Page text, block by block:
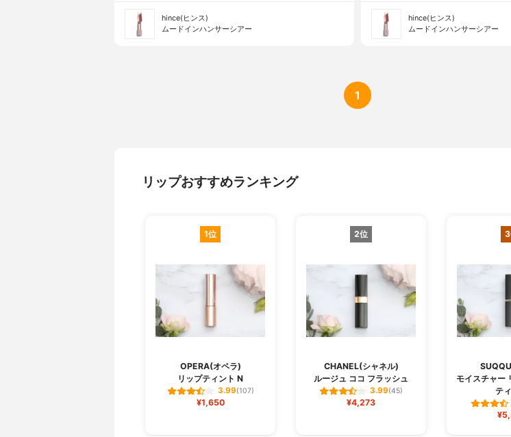
hince(ヒンス)
ムードインハンサーシアー
hince(ヒンス)
ムードインハンサーシアー
1
リップおすすめランキング
1位
OPERA(オペラ)
リップティント N
3.99(107)
¥1,650
2位
CHANEL(シャネル)
ルージュ ココ フラッシュ
3.99(45)
¥4,273
モイスチャー
テ